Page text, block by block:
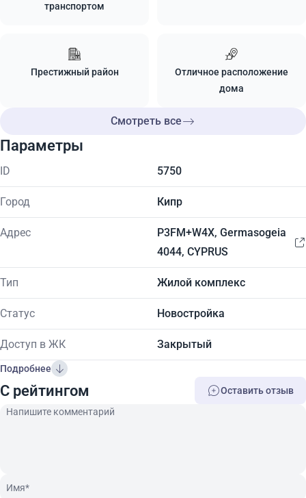
транспортом
Престижный район
Отличное расположение
дома
Смотреть все
Параметры
ID 5750
Город Кипр
Адрес
P3FM+W4X, Germasogeia
4044, CYPRUS
Тип Жилой комплекс
Статус Новостройка
Доступ в ЖК Закрытый
Подробнее
C рейтингом Оставить отзыв